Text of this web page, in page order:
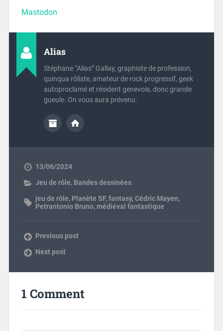
Mastodon
Alias
Stéphane “Alias” Gallay, graphiste de profession,
quinqua rôliste, amateur de rock progressif, geek
autoproclamé et résident genevois, donc grande
gueule. On vous aura prévenu.
13/06/2024
Jeu de rôle, Bandes dessinées
jeu de rôle, Planète SF,fantasy,Cédric Mayen,
Petrantonio Bruno, médiéval fantastique
Previous post
Next post
1 Comment